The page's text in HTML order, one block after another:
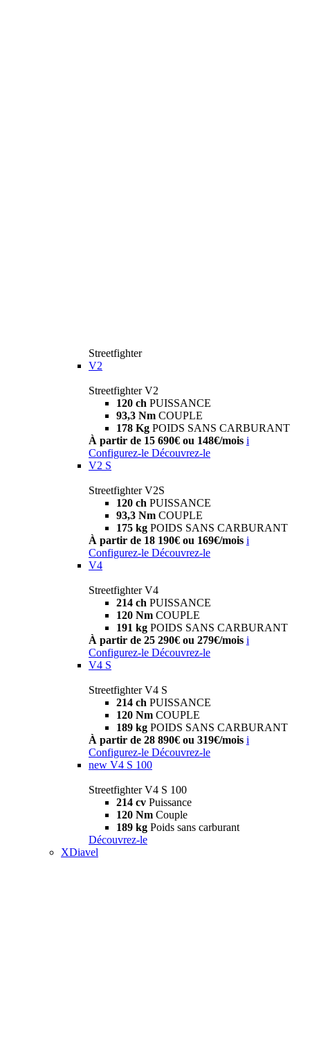
Streetfighter
V2
Streetfighter V2
120 ch PUISSANCE
93,3 Nm COUPLE
178 Kg POIDS SANS CARBURANT
À partir de 15 690€ ou 148€/mois i
Configurez-le Découvrez-le
V2 S
Streetfighter V2S
120 ch PUISSANCE
93,3 Nm COUPLE
175 kg POIDS SANS CARBURANT
À partir de 18 190€ ou 169€/mois i
Configurez-le Découvrez-le
V4
Streetfighter V4
214 ch PUISSANCE
120 Nm COUPLE
191 kg POIDS SANS CARBURANT
À partir de 25 290€ ou 279€/mois i
Configurez-le Découvrez-le
V4 S
Streetfighter V4 S
214 ch PUISSANCE
120 Nm COUPLE
189 kg POIDS SANS CARBURANT
À partir de 28 890€ ou 319€/mois i
Configurez-le Découvrez-le
new V4 S 100
Streetfighter V4 S 100
214 cv Puissance
120 Nm Couple
189 kg Poids sans carburant
Découvrez-le
XDiavel